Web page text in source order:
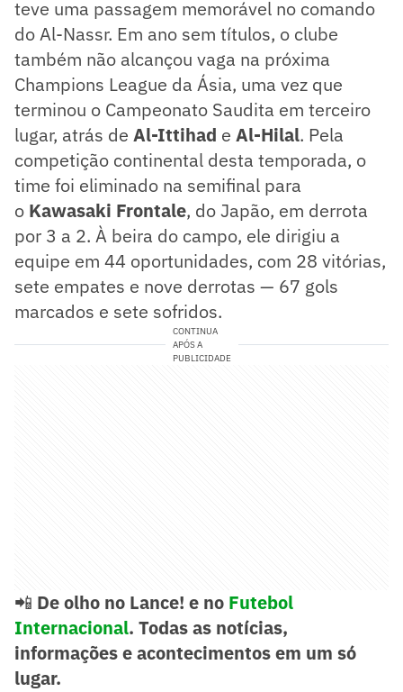
teve uma passagem memorável no comando
do Al-Nassr. Em ano sem títulos, o clube
também não alcançou vaga na próxima
Champions League da Ásia, uma vez que
terminou o Campeonato Saudita em terceiro
lugar, atrás de Al-Ittihad e Al-Hilal. Pela
competição continental desta temporada, o
time foi eliminado na semifinal para
o Kawasaki Frontale, do Japão, em derrota
por 3 a 2. À beira do campo, ele dirigiu a
equipe em 44 oportunidades, com 28 vitórias,
sete empates e nove derrotas — 67 gols
marcados e sete sofridos.
CONTINUA
APÓS A
PUBLICIDADE
📲 De olho no Lance! e no Futebol
Internacional. Todas as notícias,
informações e acontecimentos em um só
lugar.